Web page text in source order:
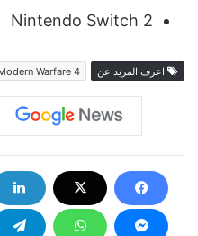
Nintendo Switch 2
اعرف المزيد عن Warfare 4